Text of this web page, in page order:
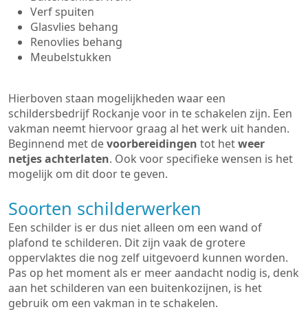
Verf spuiten
Glasvlies behang
Renovlies behang
Meubelstukken
Hierboven staan mogelijkheden waar een
schildersbedrijf Rockanje voor in te schakelen zijn. Een
vakman neemt hiervoor graag al het werk uit handen.
Beginnend met devoorbereidingen tot hetweer
netjes achterlaten. Ook voor specifieke wensen is het
mogelijk om dit door te geven.
Soorten schilderwerken
Een schilder is er dus niet alleen om een wand of
plafond te schilderen. Dit zijn vaak de grotere
oppervlaktes die nog zelf uitgevoerd kunnen worden.
Pas op het moment als er meer aandacht nodig is, denk
aan het schilderen van een buitenkozijnen, is het
gebruik om een vakman in te schakelen.